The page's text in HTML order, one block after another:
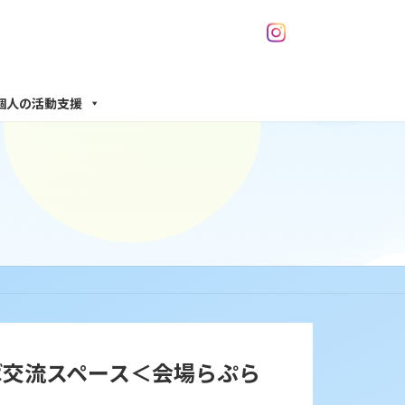
人の活動支援
流スペース＜会場らぷら